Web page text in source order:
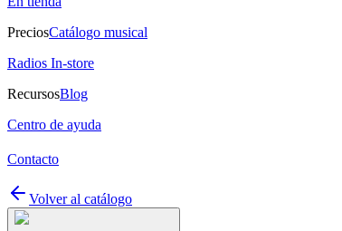
PreciosCatálogo musical
Radios In-store
RecursosBlog
Centro de ayuda
Contacto
Volver al catálogo